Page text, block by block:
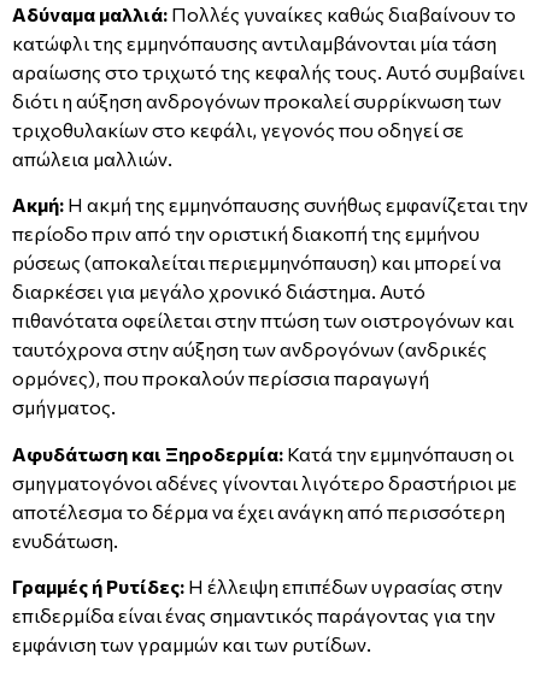
Αδύναμα μαλλιά: Πολλές γυναίκες καθώς διαβαίνουν το
κατώφλι της εμμηνόπαυσης αντιλαμβάνονται μία τάση
αραίωσης στο τριχωτό της κεφαλής τους. Αυτό συμβαίνει
διότι η αύξηση ανδρογόνων προκαλεί συρρίκνωση των
τριχοθυλακίων στο κεφάλι, γεγονός που οδηγεί σε
απώλεια μαλλιών.
Ακμή: Η ακμή της εμμηνόπαυσης συνήθως εμφανίζεται την
περίοδο πριν από την οριστική διακοπή της εμμήνου
ρύσεως (αποκαλείται περιεμμηνόπαυση) και μπορεί να
διαρκέσει για μεγάλο χρονικό διάστημα. Αυτό
πιθανότατα οφείλεται στην πτώση των οιστρογόνων και
ταυτόχρονα στην αύξηση των ανδρογόνων (ανδρικές
ορμόνες), που προκαλούν περίσσια παραγωγή
σμήγματος.
Αφυδάτωση και Ξηροδερμία: Κατά την εμμηνόπαυση οι
σμηγματογόνοι αδένες γίνονται λιγότερο δραστήριοι με
αποτέλεσμα το δέρμα να έχει ανάγκη από περισσότερη
ενυδάτωση.
Γραμμές ή Ρυτίδες: Η έλλειψη επιπέδων υγρασίας στην
επιδερμίδα είναι ένας σημαντικός παράγοντας για την
εμφάνιση των γραμμών και των ρυτίδων.